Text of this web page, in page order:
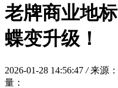
老牌商业地
蝶变升级！
2026-01-28 14:56:47 / 来源
量：